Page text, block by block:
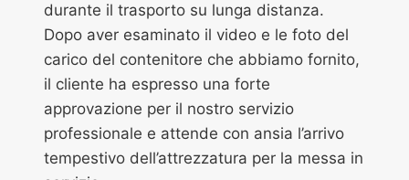
durante il trasporto su lunga distanza.
Dopo aver esaminato il video e le foto del
carico del contenitore che abbiamo fornito,
il cliente ha espresso una forte
approvazione per il nostro servizio
professionale e attende con ansia l’arrivo
tempestivo dell’attrezzatura per la messa in